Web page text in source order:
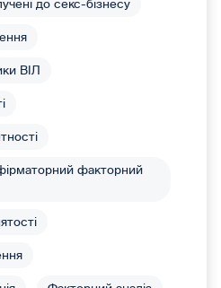
до секс-бізнесу
ВІЛ
факторний